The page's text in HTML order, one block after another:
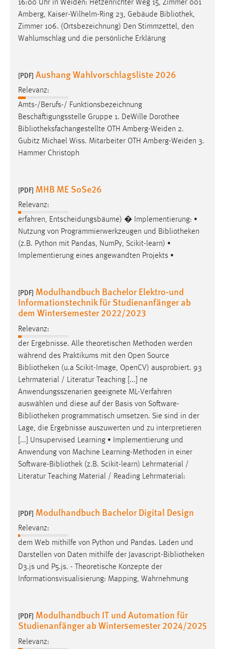
16:00 Uhr in Weiden: Hetzenrichter Weg 15, Zimmer 001
Amberg, Kaiser-Wilhelm-Ring 23, Gebäude Bibliothek,
Zimmer 106. (Ortsbezeichnung) Den Stimmzettel, den
Wahlumschlag und die persönliche Erklärung
[PDF] Aushang Wahlvorschlagsliste 2026
Relevanz:
Amts-/Berufs-/ Funktionsbezeichnung
Beschäftigungsstelle Gruppe 1. DeWille Dorothee
Bibliotheksfachangestellte OTH Amberg-Weiden 2.
Gubitz Michael Wiss. Mitarbeiter OTH Amberg-Weiden 3.
Hammer Christoph
[PDF] MHB ME SoSe26
Relevanz:
erfahren, Entscheidungsbäume) � Implementierung: •
Nutzung von Programmierwerkzeugen und Bibliotheken
(z.B. Python mit Pandas, NumPy, Scikit-learn) •
Implementierung eines angewandten Projekts •
[PDF] Modulhandbuch Bachelor Elektro-und
Informationstechnik für Studienanfänger ab
dem Wintersemester 2022/2023
Relevanz:
der Ergebnisse. Alle theoretischen Methoden werden
während des Praktikums mit den Open Source
Bibliotheken (u.a Scikit-Image, OpenCV) ausprobiert. 93
Lehrmaterial / Literatur Teaching [...] ne
Anwendungsszenarien geeignete ML-Verfahren
auswählen und diese auf der Basis von Software-
Bibliotheken programmatisch umsetzen. Sie sind in der
Lage, die Ergebnisse auszuwerten und zu interpretieren
[...] Unsupervised Learning • Implementierung und
Anwendung von Machine Learning-Methoden in einer
Software-Bibliothek (z.B. Scikit-learn) Lehrmaterial /
Literatur Teaching Material / Reading Lehrmaterial:
[PDF] Modulhandbuch Bachelor Digital Design
Relevanz:
dem Web mithilfe von Python und Pandas. Laden und
Darstellen von Daten mithilfe der Javascript-Bibliotheken
D3.js und P5.js. - Theoretische Konzepte der
Informationsvisualisierung: Mapping, Wahrnehmung
[PDF] Modulhandbuch IT und Automation für
Studienanfänger ab Wintersemester 2024/2025
Relevanz:
EXTERNE MEDIEN
Um Inhalte von Videoplattformen und Social Media
Plattformen anzeigen zu können, werden von diesen
externen Medien Cookies gesetzt.
YouTube
Vimeo